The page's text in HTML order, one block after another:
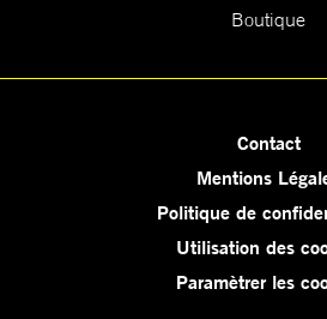
Boutique
Contact
Mentions
Politique de
Utilisation des
Paramètrer les